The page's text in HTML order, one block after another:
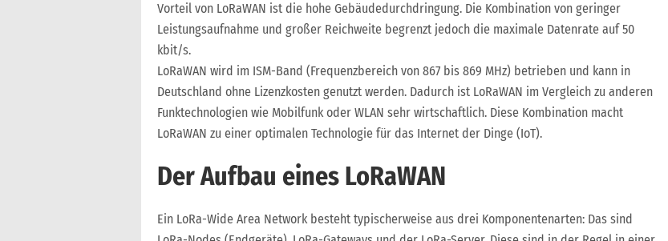
Vorteil von LoRaWAN ist die hohe Gebäudedurchdringung. Die Kombination von geringer
Leistungsaufnahme und großer Reichweite begrenzt jedoch die maximale Datenrate auf 50
kbit/s.
LoRaWAN wird im ISM-Band (Frequenzbereich von 867 bis 869 MHz) betrieben und kann in
Deutschland ohne Lizenzkosten genutzt werden. Dadurch ist LoRaWAN im Vergleich zu anderen
Funktechnologien wie Mobilfunk oder WLAN sehr wirtschaftlich. Diese Kombination macht
LoRaWAN zu einer optimalen Technologie für das Internet der Dinge (IoT).
Der Aufbau eines LoRaWAN
Ein LoRa-Wide Area Network besteht typischerweise aus drei Komponentenarten: Das sind